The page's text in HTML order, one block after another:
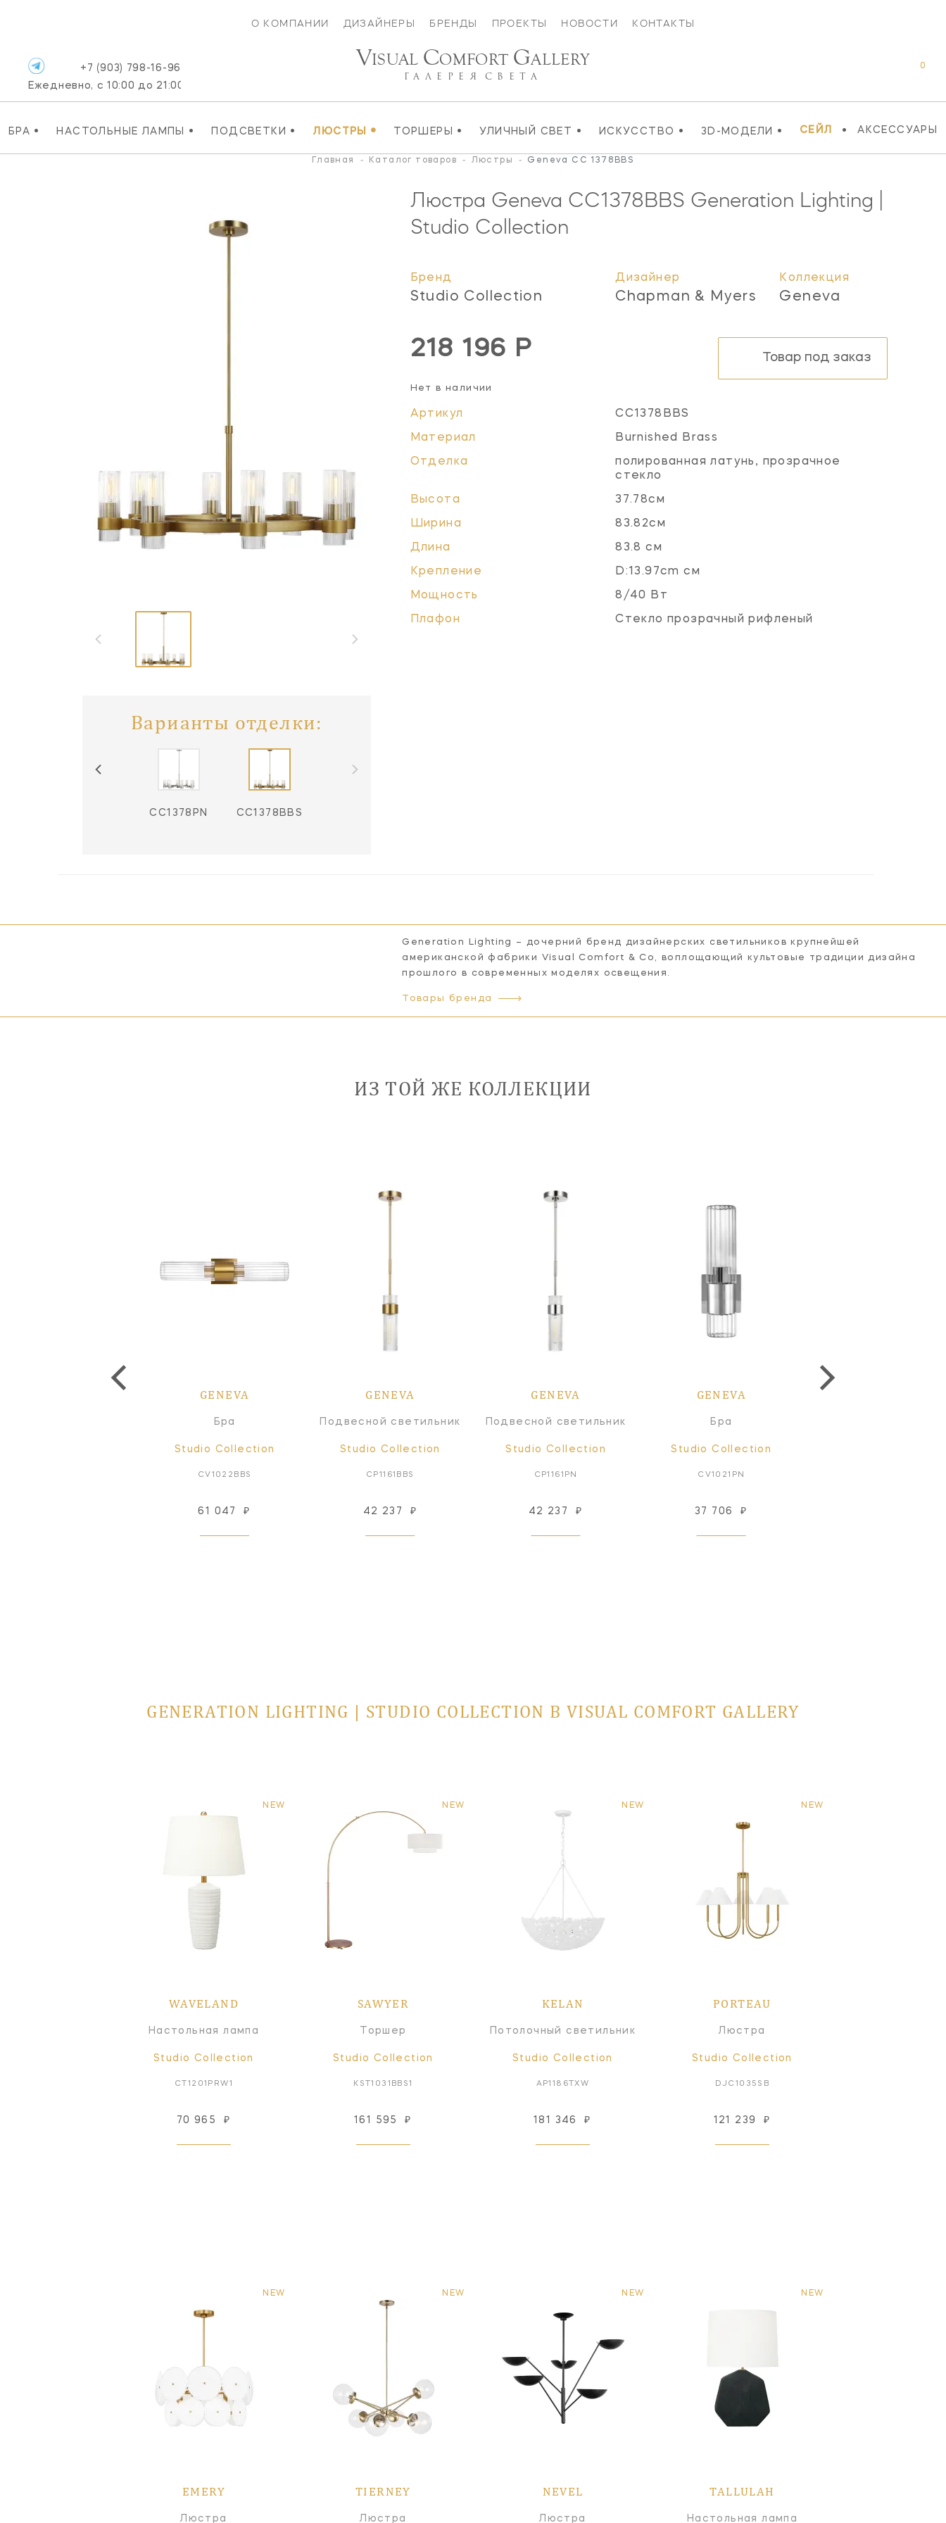
О КОМПАНИИ ДИЗАЙНЕРЫ БРЕНДЫ ПРОЕКТЫ НОВОСТИ КОНТАКТЫ
БРА • НАСТОЛЬНЫЕ ЛАМПЫ • ПОДСВЕТКИ • ЛЮСТРЫ • ТОРШЕРЫ • УЛИЧНЫЙ СВЕТ • ИСКУССТВО • 3D-МОДЕЛИ • СЕЙЛ • АКСЕССУАРЫ
+7 (903) 798-16-96
Ежедневно, с 10:00 до 21:00
0
VISUAL COMFORT GALLERY
ГАЛЕРЕЯ СВЕТА
Главная - Каталог товаров - Люстры - Geneva CC 1378BBS
Варианты отделки:
CC1378PN CC1378BBS
Люстра Geneva CC1378BBS Generation Lighting |
Studio Collection
Бренд
Studio Collection
Дизайнер
Chapman & Myers
Коллекция
Geneva
218 196 Р
Нет в наличии
Товар под заказ
Артикул CC1378BBS
Материал Burnished Brass
Отделка
полированная латунь, прозрачное
стекло
Высота 37.78см
Ширина 83.82см
Длина 83.8 см
Крепление D:13.97cm см
Мощность 8/40 Вт
Плафон Стекло прозрачный рифленый
Generation Lighting – дочерний бренд дизайнерских светильников крупнейшей
американской фабрики Visual Comfort & Co, воплощающий культовые традиции дизайна
прошлого в современных моделях освещения.
Товары бренда
ИЗ ТОЙ ЖЕ КОЛЛЕКЦИИ
GENEVA
Бра
Studio Collection
CV1022BBS
61 047 ₽
GENEVA
Подвесной светильник
Studio Collection
CP1161BBS
42 237 ₽
GENEVA
Подвесной светильник
Studio Collection
CP1161PN
42 237 ₽
GENEVA
Бра
Studio Collection
CV1021PN
37 706 ₽
GENERATION LIGHTING | STUDIO COLLECTION В VISUAL COMFORT GALLERY
NEW
WAVELAND
Настольная лампа
Studio Collection
CT1201PRW1
70 965 ₽
NEW
SAWYER
Торшер
Studio Collection
KST1031BBS1
161 595 ₽
NEW
KELAN
Потолочный светильник
Studio Collection
AP1186TXW
181 346 ₽
NEW
PORTEAU
Люстра
Studio Collection
DJC1035SB
121 239 ₽
NEW
EMERY
Люстра
NEW
TIERNEY
Люстра
NEW
NEVEL
Люстра
NEW
TALLULAH
Настольная лампа